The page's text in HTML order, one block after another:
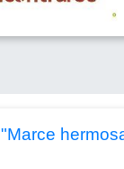
"Marce